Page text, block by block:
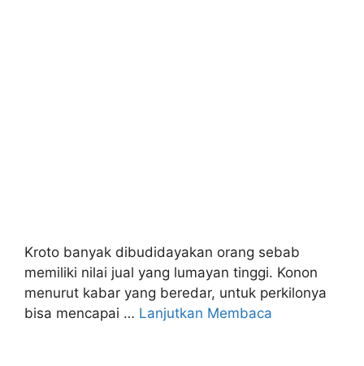
Kroto banyak dibudidayakan orang sebab
memiliki nilai jual yang lumayan tinggi. Konon
menurut kabar yang beredar, untuk perkilonya
bisa mencapai … Lanjutkan Membaca